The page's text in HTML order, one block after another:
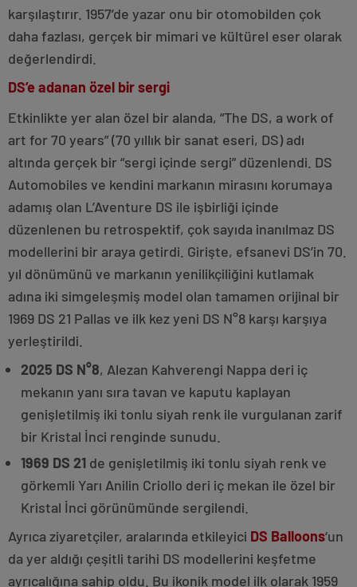
karşılaştırır. 1957’de yazar onu bir otomobilden çok
daha fazlası, gerçek bir mimari ve kültürel eser olarak
değerlendirdi.
DS’e adanan özel bir sergi
Etkinlikte yer alan özel bir alanda, “The DS, a work of
art for 70 years” (70 yıllık bir sanat eseri, DS) adı
altında gerçek bir “sergi içinde sergi” düzenlendi. DS
Automobiles ve kendini markanın mirasını korumaya
adamış olan L’Aventure DS ile işbirliği içinde
düzenlenen bu retrospektif, çok sayıda inanılmaz DS
modellerini bir araya getirdi. Girişte, efsanevi DS’in 70.
yıl dönümünü ve markanın yenilikçiliğini kutlamak
adına iki simgeleşmiş model olan tamamen orijinal bir
1969 DS 21 Pallas ve ilk kez yeni DS N°8 karşı karşıya
yerleştirildi.
2025 DS N°8, Alezan Kahverengi Nappa deri iç
mekanın yanı sıra tavan ve kaputu kaplayan
genişletilmiş iki tonlu siyah renk ile vurgulanan zarif
bir Kristal İnci renginde sunudu.
1969 DS 21 de genişletilmiş iki tonlu siyah renk ve
görkemli Yarı Anilin Criollo deri iç mekan ile özel bir
Kristal İnci görünümünde sergilendi.
Ayrıca ziyaretçiler, aralarında etkileyici DS Balloons‘un
da yer aldığı çeşitli tarihi DS modellerini keşfetme
ayrıcalığına sahip oldu. Bu ikonik model ilk olarak 1959